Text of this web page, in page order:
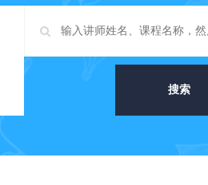
搜索